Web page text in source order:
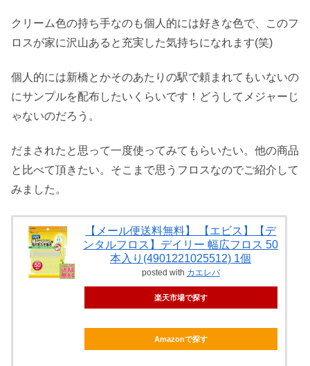
クリーム色の持ち手なのも個人的には好きな色で、このフ
ロスが家に沢山あると充実した気持ちになれます(笑)
個人的には新橋とかそのあたりの駅で頼まれてもいないの
にサンプルを配布したいくらいです！どうしてメジャーじ
ゃないのだろう。
だまされたと思って一度使ってみてもらいたい。他の商品
と比べて頂きたい。そこまで思うフロスなのでご紹介して
みました。
【メール便送料無料】 【エビス】【デ
ンタルフロス】デイリー 幅広フロス 50
本入り(4901221025512) 1個
posted with カエレバ
楽天市場で探す
Amazonで探す